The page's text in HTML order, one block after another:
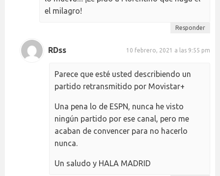
el milagro!
Responder
RDss 10 febrero, 2021 a las 9:55 pm
Parece que esté usted describiendo un
partido retransmitido por Movistar+
Una pena lo de ESPN, nunca he visto
ningún partido por ese canal, pero me
acaban de convencer para no hacerlo
nunca.
Un saludo y HALA MADRID